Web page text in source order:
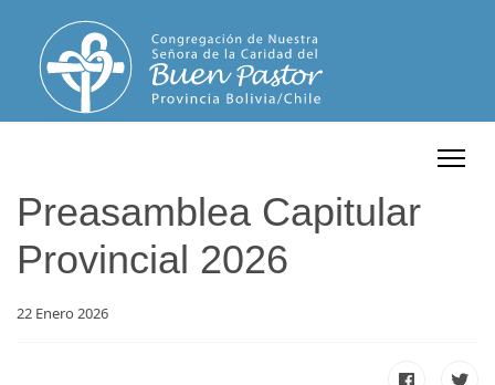
Preasamblea Capitular
Provincial 2026
22 Enero 2026